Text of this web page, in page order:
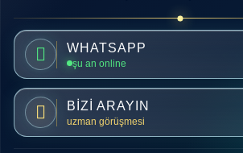
WHATSAPP
şu an online
BİZİ ARAYIN
uzman görüşmesi